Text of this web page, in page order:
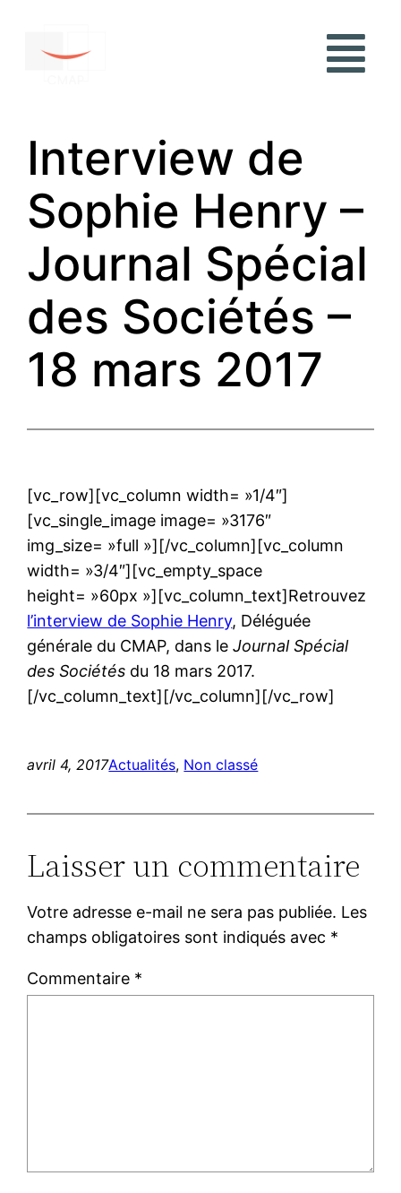
Interview de
Sophie Henry –
Journal Spécial
des Sociétés –
18 mars 2017
[vc_row][vc_column width= »1/4″]
[vc_single_image image= »3176″
img_size= »full »][/vc_column][vc_column
width= »3/4″][vc_empty_space
height= »60px »][vc_column_text]Retrouvez
l’interview de Sophie Henry, Déléguée
générale du CMAP, dans leJournal Spécial
des Sociétés du 18 mars 2017.
[/vc_column_text][/vc_column][/vc_row]
avril 4, 2017Actualités, Non classé
Laisser un commentaire
Votre adresse e-mail ne sera pas publiée. Les
champs obligatoires sont indiqués avec *
Commentaire *